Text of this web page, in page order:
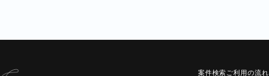
案件検索 ご利用の流れ